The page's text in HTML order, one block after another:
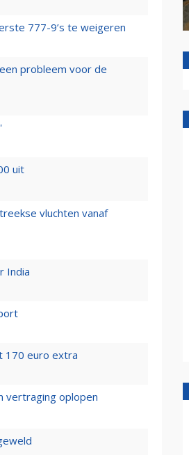
777-9’s te weigeren
probleem voor de
uit
vluchten vanaf
India
170 euro extra
vertraging oplopen